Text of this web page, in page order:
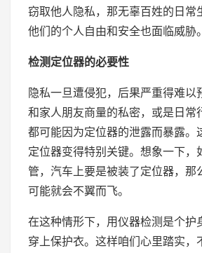
窃取他人隐私，那无辜百姓的日常
他们的个人自由和安全也面临威胁。
检测定位器的必要性
隐私一旦遭侵犯，后果严重得难以
和家人朋友商量的私密，或是日常
都可能因为定位器的泄露而暴露。
定位器变得特别关键。想象一下，
管，汽车上要是被装了定位器，那
可能就会不翼而飞。
在这种情形下，用仪器检测是个护
穿上保护衣。这样咱们心里踏实，